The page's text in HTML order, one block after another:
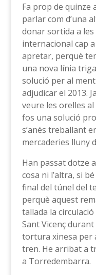
Fa prop de quinze
parlar com d’una
donar sortida a
internacional cap
apretar, perquè
una nova línia
solució per al
adjudicar el 2013.
veure les orelles
fos una solució
s’anés treballant
mercaderies lluny
Han passat dotze
cosa ni l’altra, si
final del túnel del
perquè aquest
tallada la
Sant Vicenç durant
tortura xinesa per
tren. He arribat a
a Torredembarra.